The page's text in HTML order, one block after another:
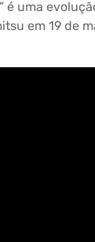
é uma
em 19 de